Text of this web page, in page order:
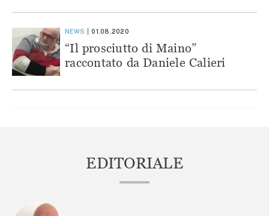
NEWS 01.08.2020
“Il prosciutto di Maino”
raccontato da Daniele Calieri
EDITORIALE